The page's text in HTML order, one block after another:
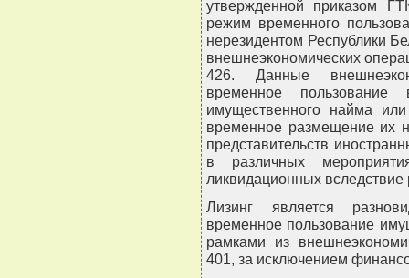
утвержденной приказом
режим временного
нерезидентом Республики
внешнеэкономических
426. Данные
временное
имущественного найма
временное размещение их
представительств
в различных
ликвидационных
Лизинг является
временное пользование
рамками из
401, за исключением